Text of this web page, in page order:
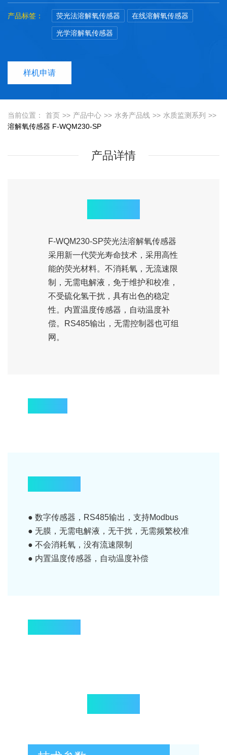
产品标签： 荧光法溶解氧传感器 在线溶解氧传感器
光学溶解氧传感器
样机申请
当前位置： 首页 >> 产品中心 >> 水务产品线 >> 水质监测系列 >>
溶解氧传感器 F-WQM230-SP
产品详情
F-WQM230-SP荧光法溶解氧传感器
采用新一代荧光寿命技术，采用高性
能的荧光材料。不消耗氧，无流速限
制，无需电解液，免于维护和校准，
不受硫化氢干扰，具有出色的稳定
性。内置温度传感器，自动温度补
偿。RS485输出，无需控制器也可组
网。
● 数字传感器，RS485输出，支持Modbus
● 无膜，无需电解液，无干扰，无需频繁校准
● 不会消耗氧，没有流速限制
● 内置温度传感器，自动温度补偿